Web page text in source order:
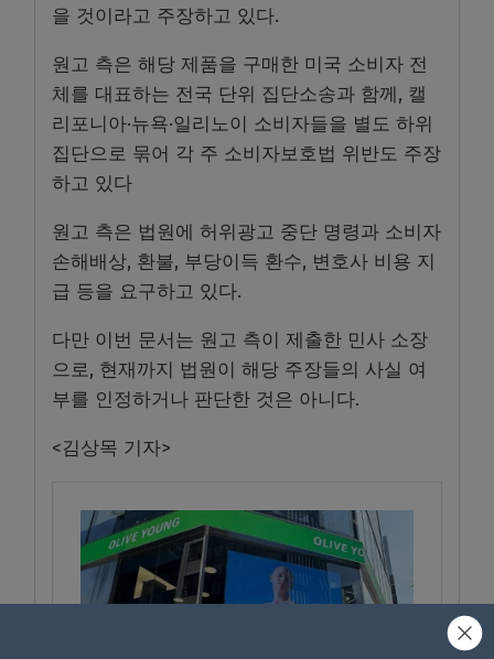
을 것이라고 주장하고 있다.
원고 측은 해당 제품을 구매한 미국 소비자 전
체를 대표하는 전국 단위 집단소송과 함께, 캘
리포니아·뉴욕·일리노이 소비자들을 별도 하위
집단으로 묶어 각 주 소비자보호법 위반도 주장
하고 있다
원고 측은 법원에 허위광고 중단 명령과 소비자
손해배상, 환불, 부당이득 환수, 변호사 비용 지
급 등을 요구하고 있다.
다만 이번 문서는 원고 측이 제출한 민사 소장
으로, 현재까지 법원이 해당 주장들의 사실 여
부를 인정하거나 판단한 것은 아니다.
<김상목 기자>